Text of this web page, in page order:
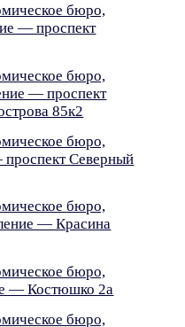
бюро,
— проспект
бюро,
— проспект
85к2
бюро,
Северный
бюро,
— Красина
бюро,
— Костюшко 2а
бюро,